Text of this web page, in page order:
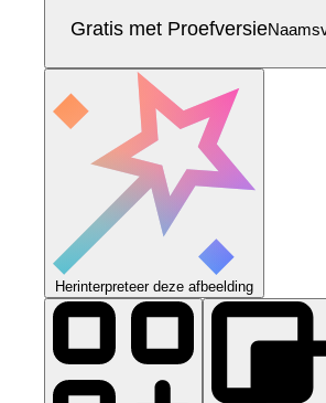
Gratis met Proefversie
Herinterpreteer deze afbeelding